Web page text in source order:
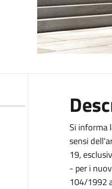
Si informa
sensi
19,
- per i
104/1992